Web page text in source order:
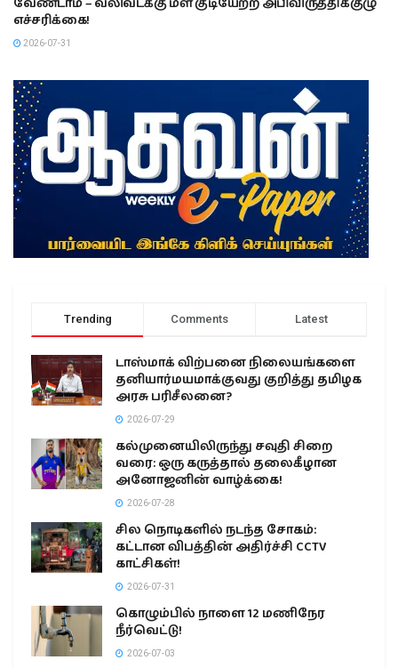
எச்சரிக்கை!
2026-07-31
Trending Comments Latest
டாஸ்மாக் விற்பனை நிலையங்களை
தனியார்மயமாக்குவது குறித்து தமிழக
அரசு பரிசீலனை?
2026-07-29
கல்முனையிலிருந்து சவுதி சிறை
வரை: ஒரு கருத்தால் தலைகீழான
அனோஜனின் வாழ்க்கை!
2026-07-28
சில நொடிகளில் நடந்த சோகம்:
கட்டான விபத்தின் அதிர்ச்சி CCTV
காட்சிகள்!
2026-07-31
கொழும்பில் நாளை 12 மணிநேர
நீர்வெட்டு!
2026-07-03